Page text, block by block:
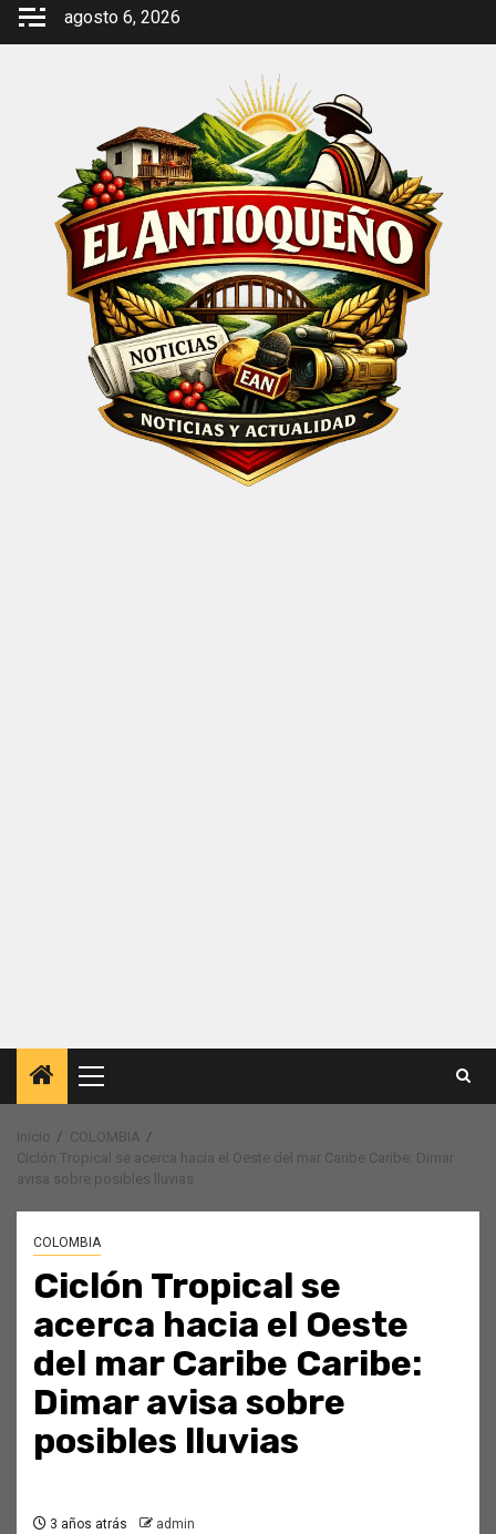
Saltar
agosto 6, 2026
Menú
principal
Inicio
COLOMBIA
Ciclón Tropical se acerca hacia el Oeste del mar Caribe Caribe: Dimar
avisa sobre posibles lluvias
COLOMBIA
Ciclón Tropical se
acerca hacia el Oeste
del mar Caribe Caribe:
Dimar avisa sobre
posibles lluvias
3 años atrás admin